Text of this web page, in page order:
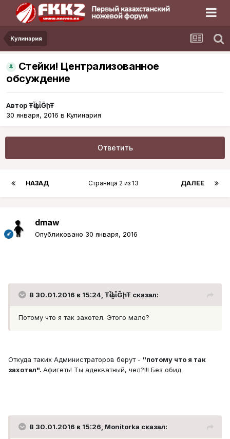
Кулинария
Стейки! Централизованное
обсуждение
АвторŦᾡἷḶἷḠḩŦ
30 января, 2016 в Кулинария
Ответить
НАЗАД ДАЛЕЕ
Страница 2 из 13
dmaw
Опубликовано 30 января, 2016
В 30.01.2016 в 15:24, ŦᾡἷḶἷḠḩŦ сказал:
Потому что я так захотел. Этого мало?
Откуда таких Администраторов берут - "потому что я так
захотел". Афигеть! Ты адекватный, чел?!!! Без обид.
В 30.01.2016 в 15:26, Monitorka сказал: